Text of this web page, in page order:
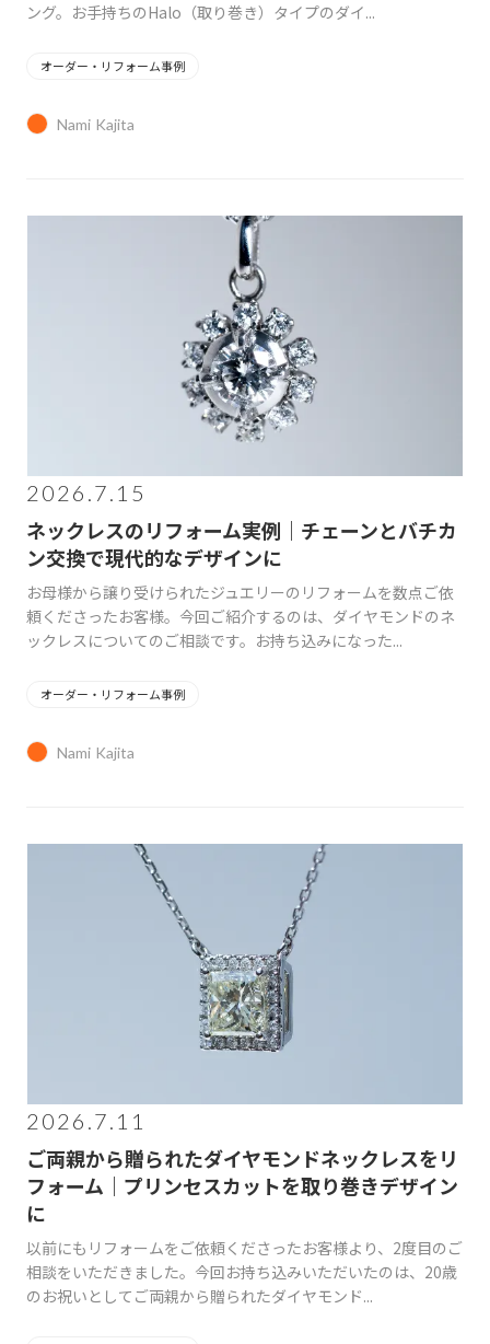
ング。お手持ちのHalo（取り巻き）タイプのダイ...
オーダー・リフォーム事例
Nami Kajita
2026.7.15
ネックレスのリフォーム実例｜チェーンとバチカ
ン交換で現代的なデザインに
お母様から譲り受けられたジュエリーのリフォームを数点ご依
頼くださったお客様。今回ご紹介するのは、ダイヤモンドのネ
ックレスについてのご相談です。お持ち込みになった...
オーダー・リフォーム事例
Nami Kajita
2026.7.11
ご両親から贈られたダイヤモンドネックレスをリ
フォーム｜プリンセスカットを取り巻きデザイン
に
以前にもリフォームをご依頼くださったお客様より、2度目のご
相談をいただきました。今回お持ち込みいただいたのは、20歳
のお祝いとしてご両親から贈られたダイヤモンド...